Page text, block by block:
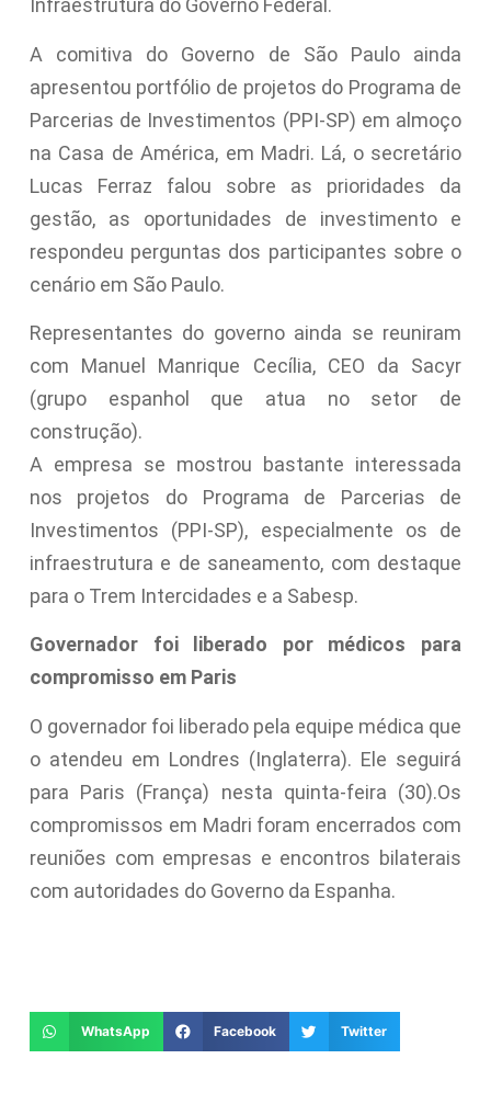
Infraestrutura do Governo Federal.
A comitiva do Governo de São Paulo ainda
apresentou portfólio de projetos do Programa de
Parcerias de Investimentos (PPI-SP) em almoço
na Casa de América, em Madri. Lá, o secretário
Lucas Ferraz falou sobre as prioridades da
gestão, as oportunidades de investimento e
respondeu perguntas dos participantes sobre o
cenário em São Paulo.
Representantes do governo ainda se reuniram
com Manuel Manrique Cecília, CEO da Sacyr
(grupo espanhol que atua no setor de
construção).
A empresa se mostrou bastante interessada
nos projetos do Programa de Parcerias de
Investimentos (PPI-SP), especialmente os de
infraestrutura e de saneamento, com destaque
para o Trem Intercidades e a Sabesp.
Governador foi liberado por médicos para
compromisso em Paris
O governador foi liberado pela equipe médica que
o atendeu em Londres (Inglaterra). Ele seguirá
para Paris (França) nesta quinta-feira (30).Os
compromissos em Madri foram encerrados com
reuniões com empresas e encontros bilaterais
com autoridades do Governo da Espanha.
WhatsApp Facebook Twitter